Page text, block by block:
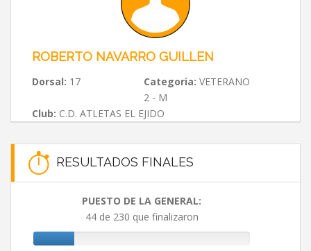
ROBERTO NAVARRO GUILLEN
Dorsal: 17 Categoria: VETERANO
2 - M
Club: C.D. ATLETAS EL EJIDO
RESULTADOS FINALES
PUESTO DE LA GENERAL:
44 de 230 que finalizaron